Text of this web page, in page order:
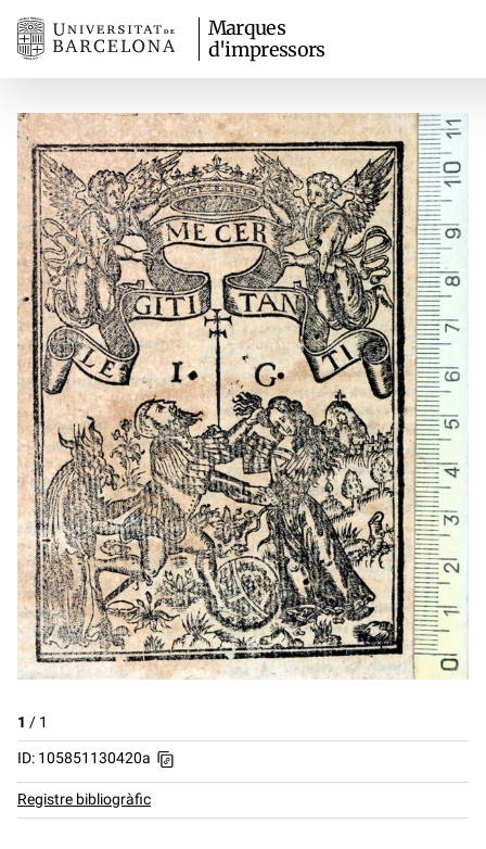
Marques
d'impressors
1 / 1
ID: 105851130420a
Registre bibliogràfic